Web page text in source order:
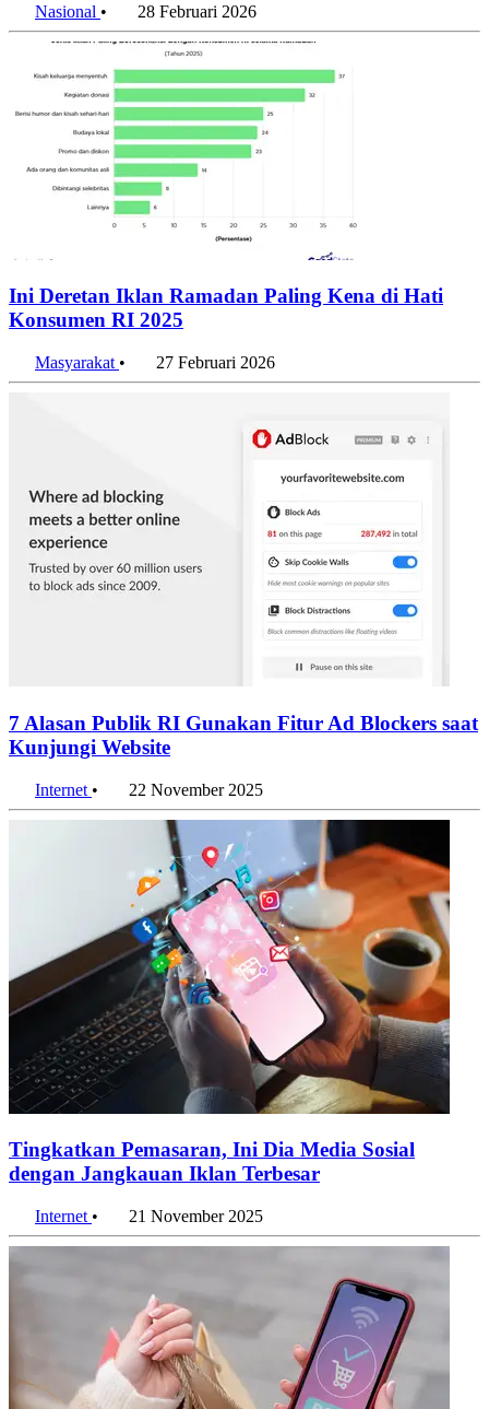
Nasional • 28 Februari 2026
Ini Deretan Iklan Ramadan Paling Kena di Hati
Konsumen RI 2025
Masyarakat • 27 Februari 2026
7 Alasan Publik RI Gunakan Fitur Ad Blockers saat
Kunjungi Website
Internet • 22 November 2025
Tingkatkan Pemasaran, Ini Dia Media Sosial
dengan Jangkauan Iklan Terbesar
Internet • 21 November 2025